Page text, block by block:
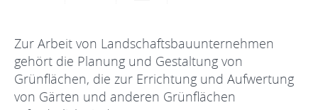
Zur Arbeit von Landschaftsbauunternehmen
gehört die Planung und Gestaltung von
Grünflächen, die zur Errichtung und Aufwertung
von Gärten und anderen Grünflächen